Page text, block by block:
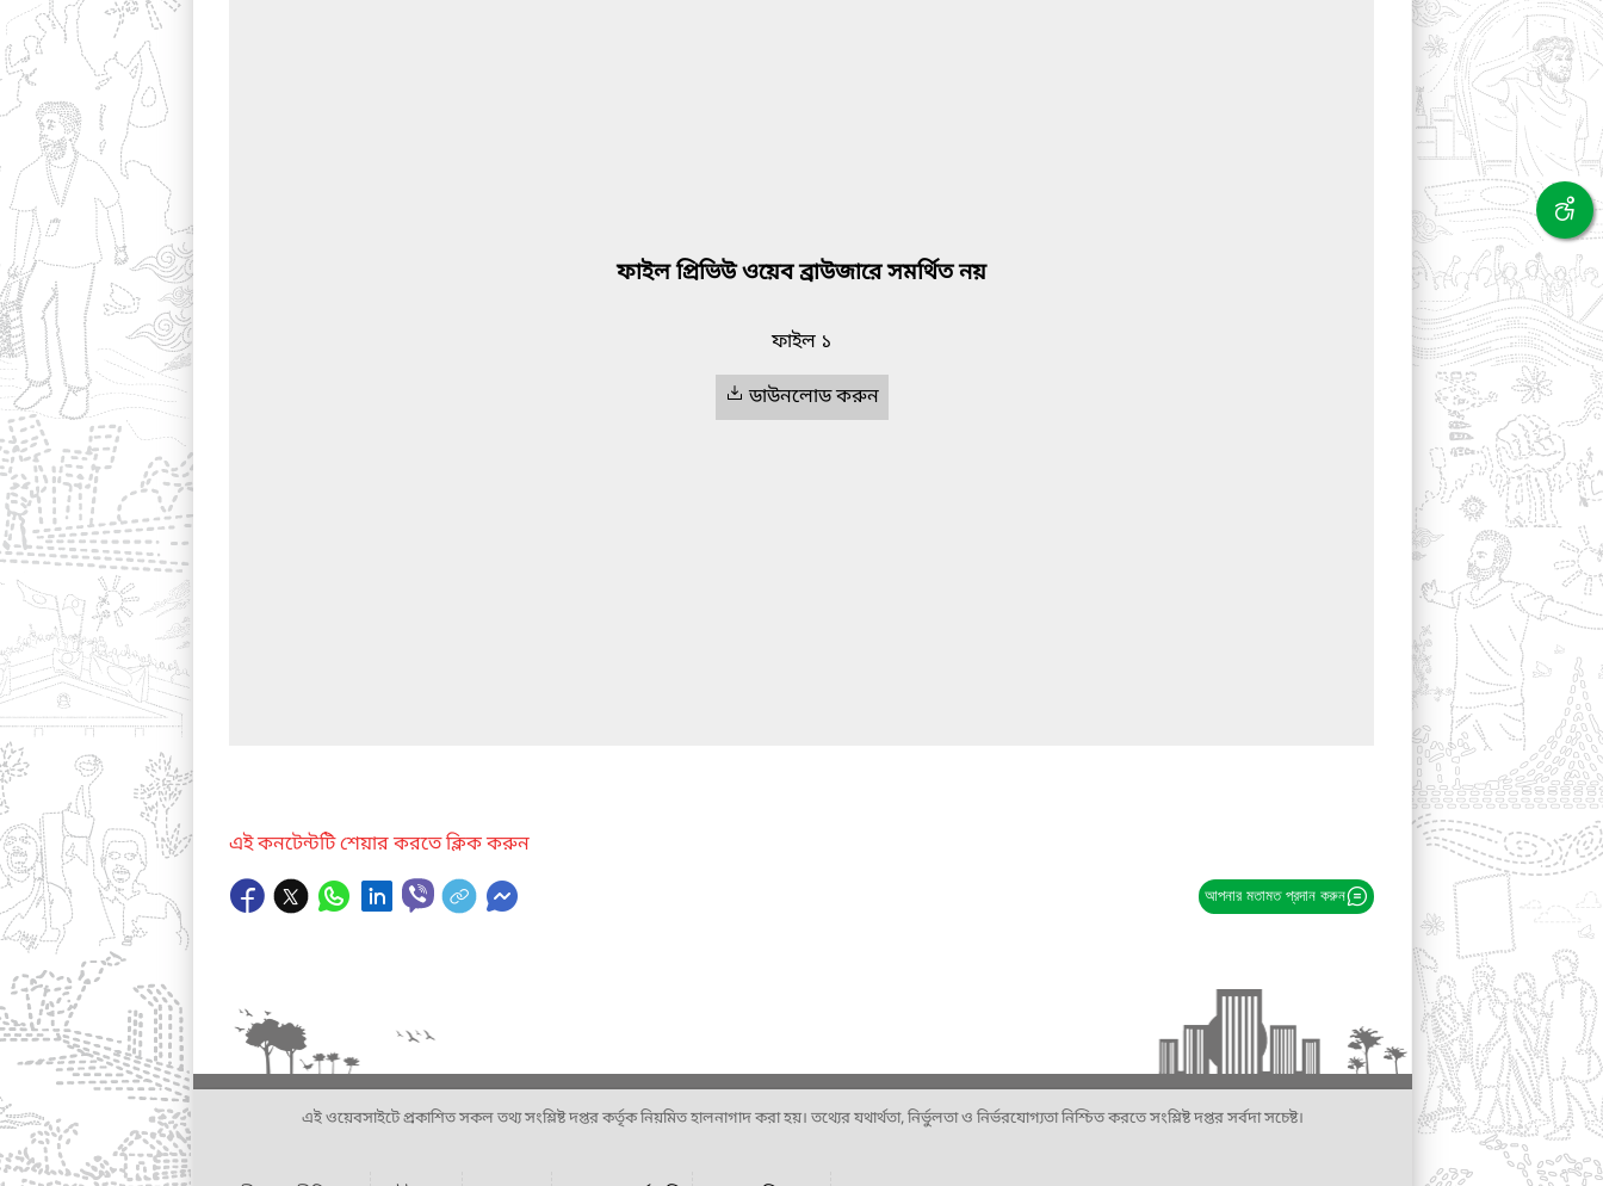
ফাইল প্রিভিউ ওয়েব ব্রাউজারে সমর্থিত নয়
ফাইল ১
ডাউনলোড করুন
এই কনটেন্টটি শেয়ার করতে ক্লিক করুন
আপনার মতামত প্রদান করুন
এই ওয়েবসাইটে প্রকাশিত সকল তথ্য সংশ্লিষ্ট দপ্তর কর্তৃক নিয়মিত হালনাগাদ করা হয়। তথ্যের যথার্থতা, নির্ভুলতা ও নির্ভরযোগ্যতা নিশ্চিত করতে সংশ্লিষ্ট দপ্তর সর্বদা সচেষ্ট।